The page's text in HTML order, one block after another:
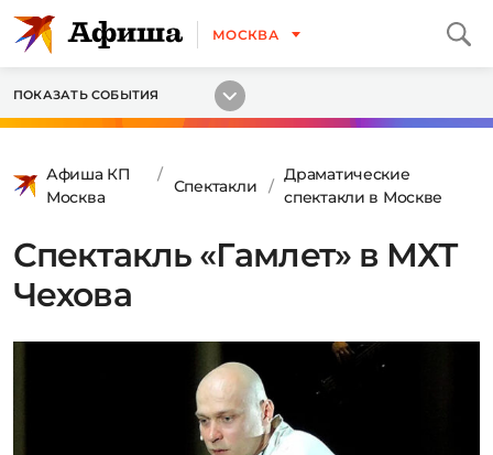
МОСКВА
ПОКАЗАТЬ СОБЫТИЯ
Афиша КП
Москва
Спектакли
Драматические
спектакли в Москве
Спектакль «Гамлет» в МХТ
Чехова